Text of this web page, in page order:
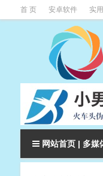
首 页 安卓软件 实
下载类
网站首页 | 多媒